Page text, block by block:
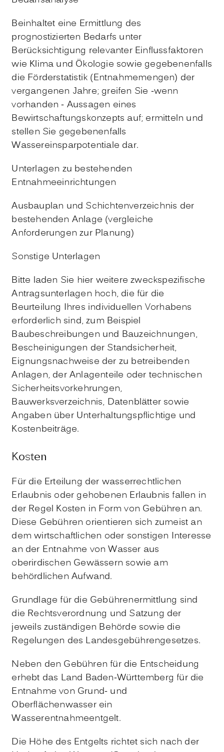
Beinhaltet eine Ermittlung des
prognostizierten Bedarfs unter
Berücksichtigung relevanter Einflussfaktoren
wie Klima und Ökologie sowie gegebenenfalls
die Förderstatistik (Entnahmemengen) der
vergangenen Jahre; greifen Sie -wenn
vorhanden - Aussagen eines
Bewirtschaftungskonzepts auf; ermitteln und
stellen Sie gegebenenfalls
Wassereinsparpotentiale dar.
Unterlagen zu bestehenden
Entnahmeeinrichtungen
Ausbauplan und Schichtenverzeichnis der
bestehenden Anlage (vergleiche
Anforderungen zur Planung)
Sonstige Unterlagen
Bitte laden Sie hier weitere zweckspezifische
Antragsunterlagen hoch, die für die
Beurteilung Ihres individuellen Vorhabens
erforderlich sind, zum Beispiel
Baubeschreibungen und Bauzeichnungen,
Bescheinigungen der Standsicherheit,
Eignungsnachweise der zu betreibenden
Anlagen, der Anlagenteile oder technischen
Sicherheitsvorkehrungen,
Bauwerksverzeichnis, Datenblätter sowie
Angaben über Unterhaltungspflichtige und
Kostenbeiträge.
Kosten
Für die Erteilung der wasserrechtlichen
Erlaubnis oder gehobenen Erlaubnis fallen in
der Regel Kosten in Form von Gebühren an.
Diese Gebühren orientieren sich zumeist an
dem wirtschaftlichen oder sonstigen Interesse
an der Entnahme von Wasser aus
oberirdischen Gewässern sowie am
behördlichen Aufwand.
Grundlage für die Gebührenermittlung sind
die Rechtsverordnung und Satzung der
jeweils zuständigen Behörde sowie die
Regelungen des Landesgebührengesetzes.
Neben den Gebühren für die Entscheidung
erhebt das Land Baden-Württemberg für die
Entnahme von Grund- und
Oberflächenwasser ein
Wasserentnahmeentgelt.
Die Höhe des Entgelts richtet sich nach der